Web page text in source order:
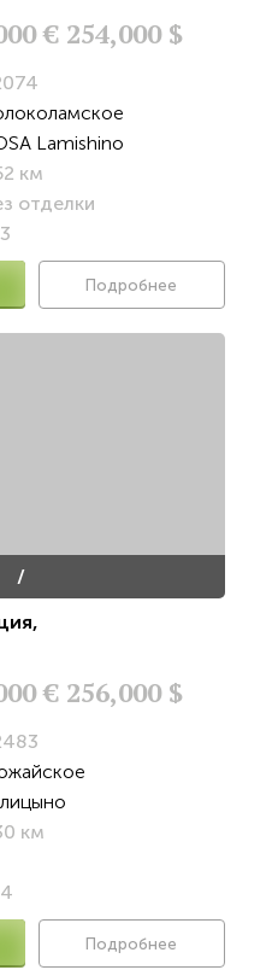
€ 254,000 $
Lamishino
км
отделки
3
Подробнее
/
,
€ 256,000 $
км
4
Подробнее